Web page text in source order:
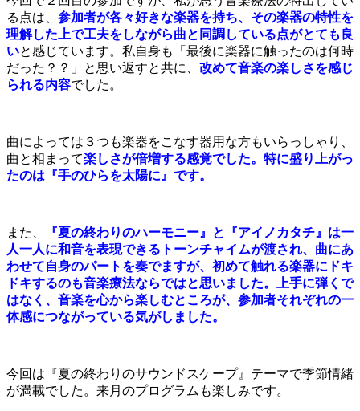
る点は、 参加者が各々好きな楽器を持ち、その楽器の特性を
理解した上で工夫をしながら曲と同調している点がとても良
いと感じています。私自身も「最後に楽器に触ったのは何時
だった？？」と思い返すと共に、 改めて音楽の楽しさを感じ
られる内容でした。
曲によっては３つも楽器をこなす器用な方もいらっしゃり、
曲と相まって楽しさが倍増する感覚でした。特に盛り上がっ
たのは『手のひらを太陽に』です。
また、
『夏の終わりのハーモニー』と『アイノカタチ』は一
人一人に和音を表現できるトーンチャイムが渡され、曲にあ
わせて自身のパートを奏でますが、初めて触れる楽器にドキ
ドキするのも音楽療法ならではと思いました。上手に弾くで
はなく、音楽を心から楽しむところが、参加者それぞれの一
体感につながっている気がしました。
今回は『夏の終わりのサウンドスケープ』テーマで季節情緒
が満載でした。来月のプログラムも楽しみです。